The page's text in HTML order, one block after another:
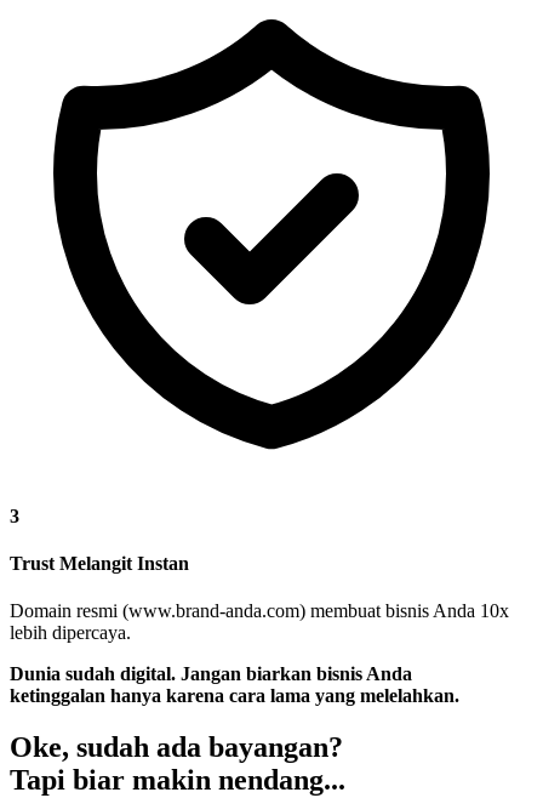
3
Trust Melangit Instan
Domain resmi (www.brand-anda.com) membuat bisnis Anda 10x
lebih dipercaya.
Dunia sudah digital. Jangan biarkan bisnis Anda
ketinggalan hanya karena cara lama yang melelahkan.
Oke, sudah ada bayangan?
Tapi biar makin nendang...